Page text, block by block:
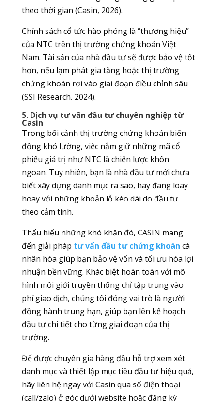
theo thời gian (Casin, 2026).
Chính sách cổ tức hào phóng là “thương hiệu”
của NTC trên thị trường chứng khoán Việt
Nam. Tài sản của nhà đầu tư sẽ được bảo vệ tốt
hơn, nếu lạm phát gia tăng hoặc thị trường
chứng khoán rơi vào giai đoạn điều chỉnh sâu
(SSI Research, 2024).
5. Dịch vụ tư vấn đầu tư chuyên nghiệp từ
Casin
Trong bối cảnh thị trường chứng khoán biến
động khó lường, việc nắm giữ những mã cổ
phiếu giá trị như NTC là chiến lược khôn
ngoan. Tuy nhiên, bạn là nhà đầu tư mới chưa
biết xây dựng danh mục ra sao, hay đang loay
hoay với những khoản lỗ kéo dài do đầu tư
theo cảm tính.
Thấu hiểu những khó khăn đó, CASIN mang
đến giải pháp tư vấn đầu tư chứng khoán cá
nhân hóa giúp bạn bảo vệ vốn và tối ưu hóa lợi
nhuận bền vững. Khác biệt hoàn toàn với mô
hình môi giới truyền thống chỉ tập trung vào
phí giao dịch, chúng tôi đóng vai trò là người
đồng hành trung hạn, giúp bạn lên kế hoạch
đầu tư chi tiết cho từng giai đoạn của thị
trường.
Để được chuyên gia hàng đầu hỗ trợ xem xét
danh mục và thiết lập mục tiêu đầu tư hiệu quả,
hãy liên hệ ngay với Casin qua số điện thoại
(call/zalo) ở góc dưới website hoặc đăng ký